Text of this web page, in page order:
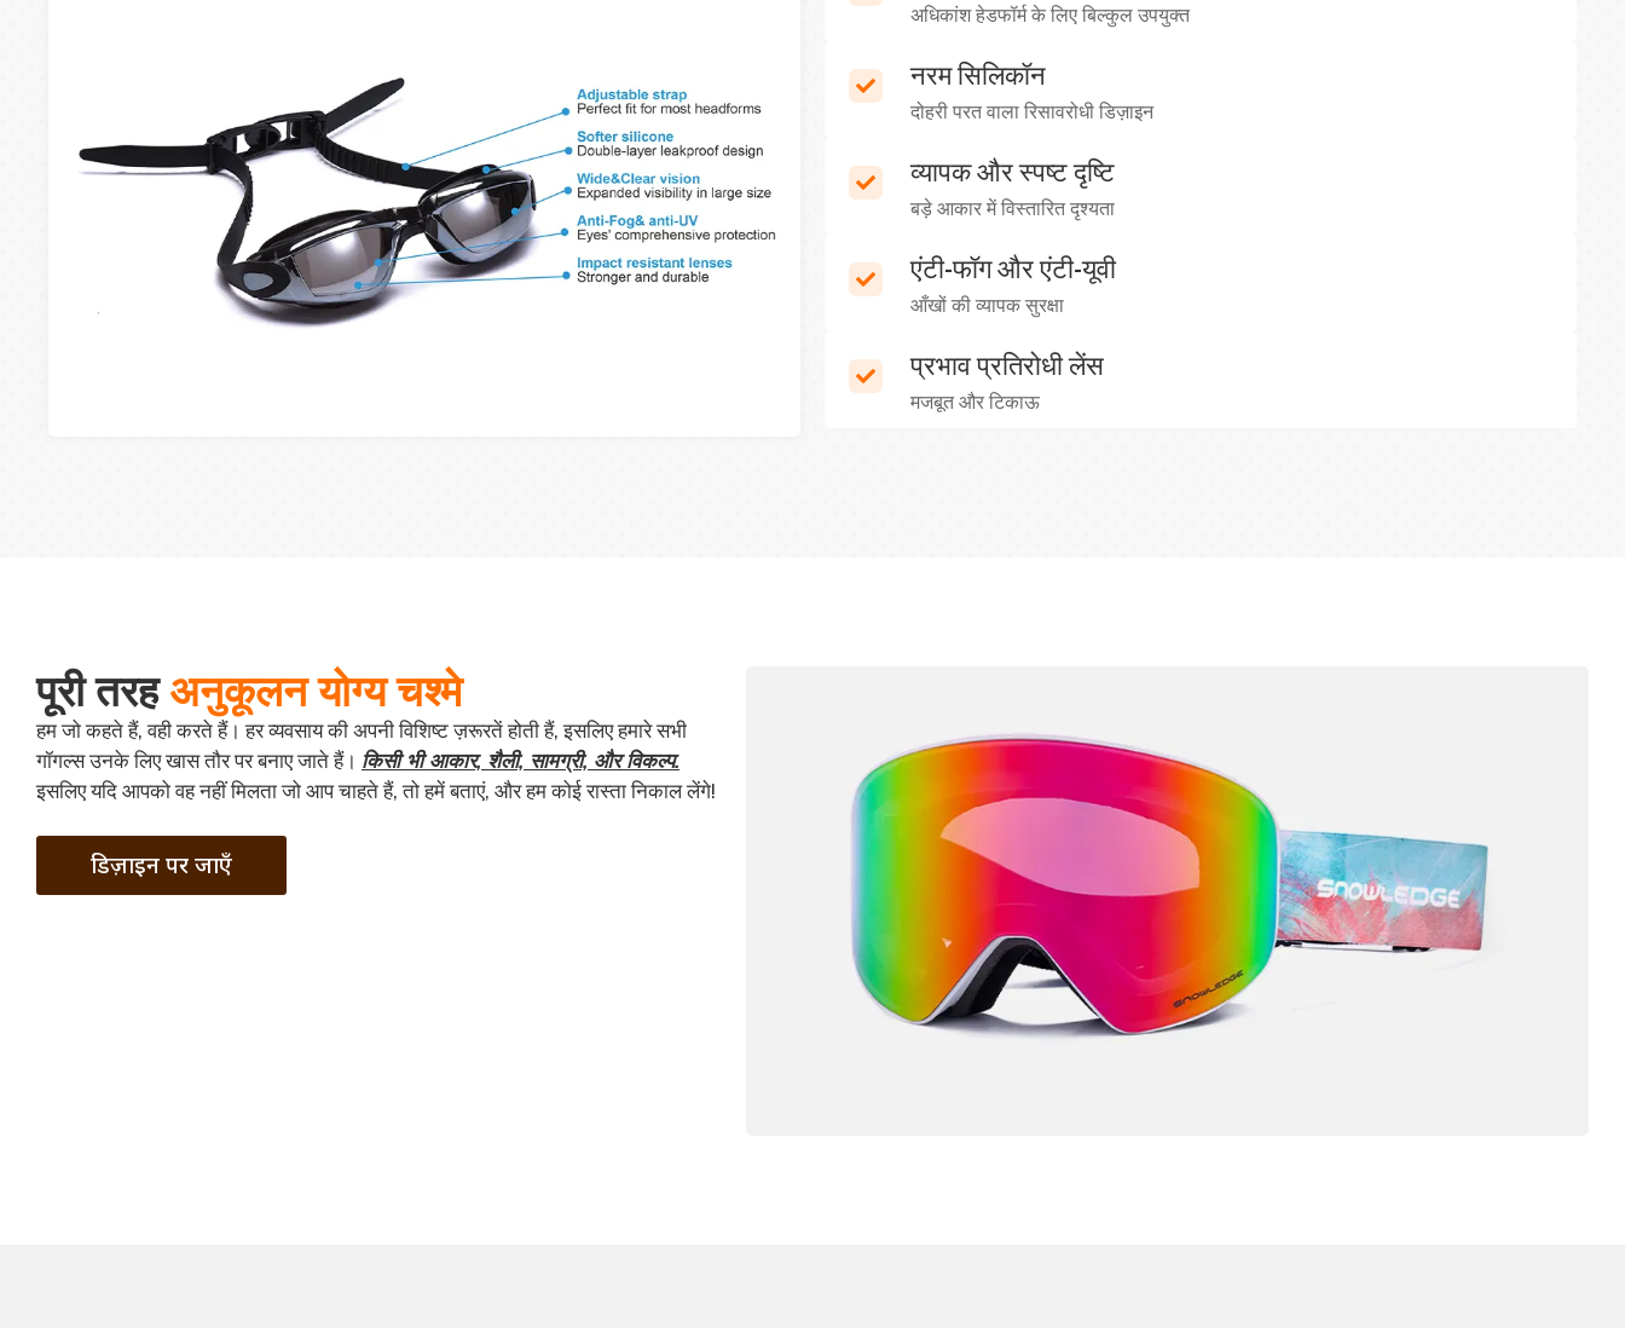
अधिकांश हेडफॉर्म के लिए बिल्कुल उपयुक्त
नरम सिलिकॉन
दोहरी परत वाला रिसावरोधी डिज़ाइन
व्यापक और स्पष्ट दृष्टि
बड़े आकार में विस्तारित दृश्यता
एंटी-फॉग और एंटी-यूवी
आँखों की व्यापक सुरक्षा
प्रभाव प्रतिरोधी लेंस
मजबूत और टिकाऊ
पूरी तरहअनुकूलन योग्य चश्मे
हम जो कहते हैं, वही करते हैं। हर व्यवसाय की अपनी विशिष्ट ज़रूरतें होती हैं, इसलिए हमारे सभी
गॉगल्स उनके लिए खास तौर पर बनाए जाते हैं। किसी भी आकार, शैली, सामग्री, और विकल्प.
इसलिए यदि आपको वह नहीं मिलता जो आप चाहते हैं, तो हमें बताएं, और हम कोई रास्ता निकाल लेंगे!
डिज़ाइन पर जाएँ